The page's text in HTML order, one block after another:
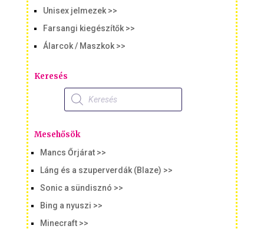
Unisex jelmezek >>
Farsangi kiegészítők >>
Álarcok / Maszkok >>
Keresés
Products
search
Mesehősök
Mancs Őrjárat >>
Láng és a szuperverdák (Blaze) >>
Sonic a sündisznó >>
Bing a nyuszi >>
Minecraft >>